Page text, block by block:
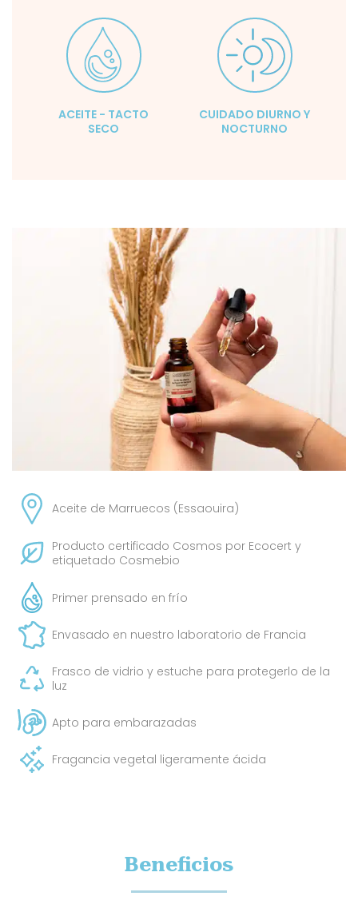
ACEITE - TACTO
SECO
CUIDADO DIURNO Y
NOCTURNO
Aceite de Marruecos (Essaouira)
Producto certificado Cosmos por Ecocert y
etiquetado Cosmebio
Primer prensado en frío
Envasado en nuestro laboratorio de Francia
Frasco de vidrio y estuche para protegerlo de la
luz
Apto para embarazadas
Fragancia vegetal ligeramente ácida
Beneficios